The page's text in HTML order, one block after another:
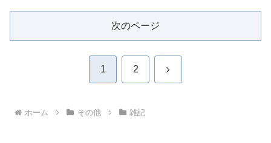
次のページ
1 2 次
ホーム その他 雑記